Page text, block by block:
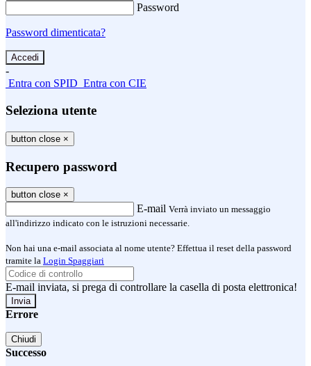
Password
Password dimenticata?
-
Entra con SPID Entra con CIE
Seleziona utente
button close ×
Recupero password
button close ×
E-mail Verrà inviato un messaggio
all'indirizzo indicato con le istruzioni necessarie.
Non hai una e-mail associata al nome utente? Effettua il reset della password
tramite la Login Spaggiari
E-mail inviata, si prega di controllare la casella di posta elettronica!
Errore
Chiudi
Successo